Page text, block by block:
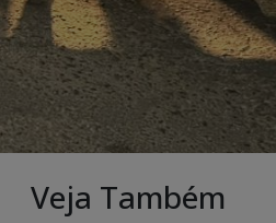
Veja Também